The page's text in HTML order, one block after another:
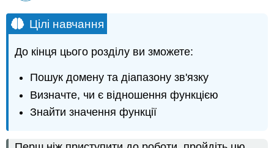
Цілі навчання
До кінця цього розділу ви зможете:
Пошук домену та діапазону зв'язку
Визначте, чи є відношення функцією
Знайти значення функції